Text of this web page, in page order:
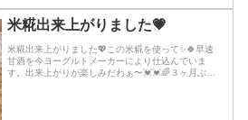
米糀出来上がりました💗
米糀出来上がりました💖この米糀を使って✨🍀早速
甘酒を今ヨーグルトメーカーにより仕込んでいま
す。出来上がりが楽しみだわぁ〜💓💓🌈３ヶ月ぶり